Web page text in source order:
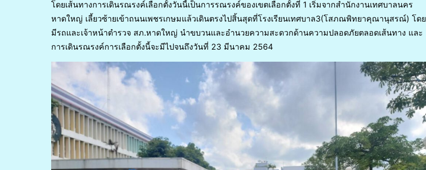
โดยเส้นทางการเดินรณรงค์เลือกตั้งวันนี้เป็นการรณรงค์ของเขตเลือกตั้งที่ 1 เริ่มจากสำนักงานเทศบาลนคร
หาดใหญ่ เลี้ยวซ้ายเข้าถนนเพชรเกษมแล้วเดินตรงไปสิ้นสุดที่โรงเรียนเทศบาล3(โสภณพิทยาคุณานุสรณ์) โดย
มีรถและเจ้าหน้าตำรวจ สภ.หาดใหญ่ นำขบวนและอำนวยความสะดวกด้านความปลอดภัยตลอดเส้นทาง และ
การเดินรณรงค์การเลือกตั้งนี้จะมีไปจนถึงวันที่ 23 มีนาคม 2564